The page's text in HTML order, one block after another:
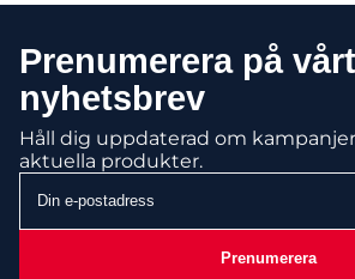
Prenumerera på vårt
nyhetsbrev
Håll dig uppdaterad om
aktuella produkter.
postadress
Prenumerera